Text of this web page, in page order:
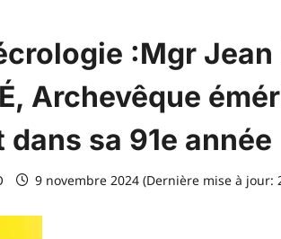
:Mgr Jean
Archevêque
dans sa 91e année
9 novembre 2024 (Dernière mise à jour: